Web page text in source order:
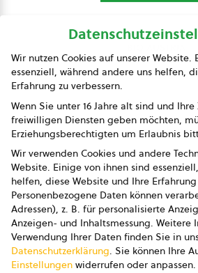
Presse
Impressum
Datenschutz
AGB
AGB Marketing
AGB Bildung
Newsletter
Wir nutzen Cookies auf unserer Website.
essenziell, während andere uns helfen,
Erfahrung zu verbessern.
Wenn Sie unter 16 Jahre alt sind und
freiwilligen Diensten geben möchten,
Erziehungsberechtigten um Erlaubnis
Wir verwenden Cookies und andere
Website. Einige von ihnen sind
helfen, diese Website und Ihre
Personenbezogene Daten können
Adressen), z. B. für personalisierte
Anzeigen- und Inhaltsmessung. Weitere
Verwendung Ihrer Daten finden Sie in
Datenschutzerklärung. Sie können Ihre
Einstellungen widerrufen oder anpassen.